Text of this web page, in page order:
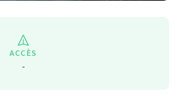
ACCÈS
-